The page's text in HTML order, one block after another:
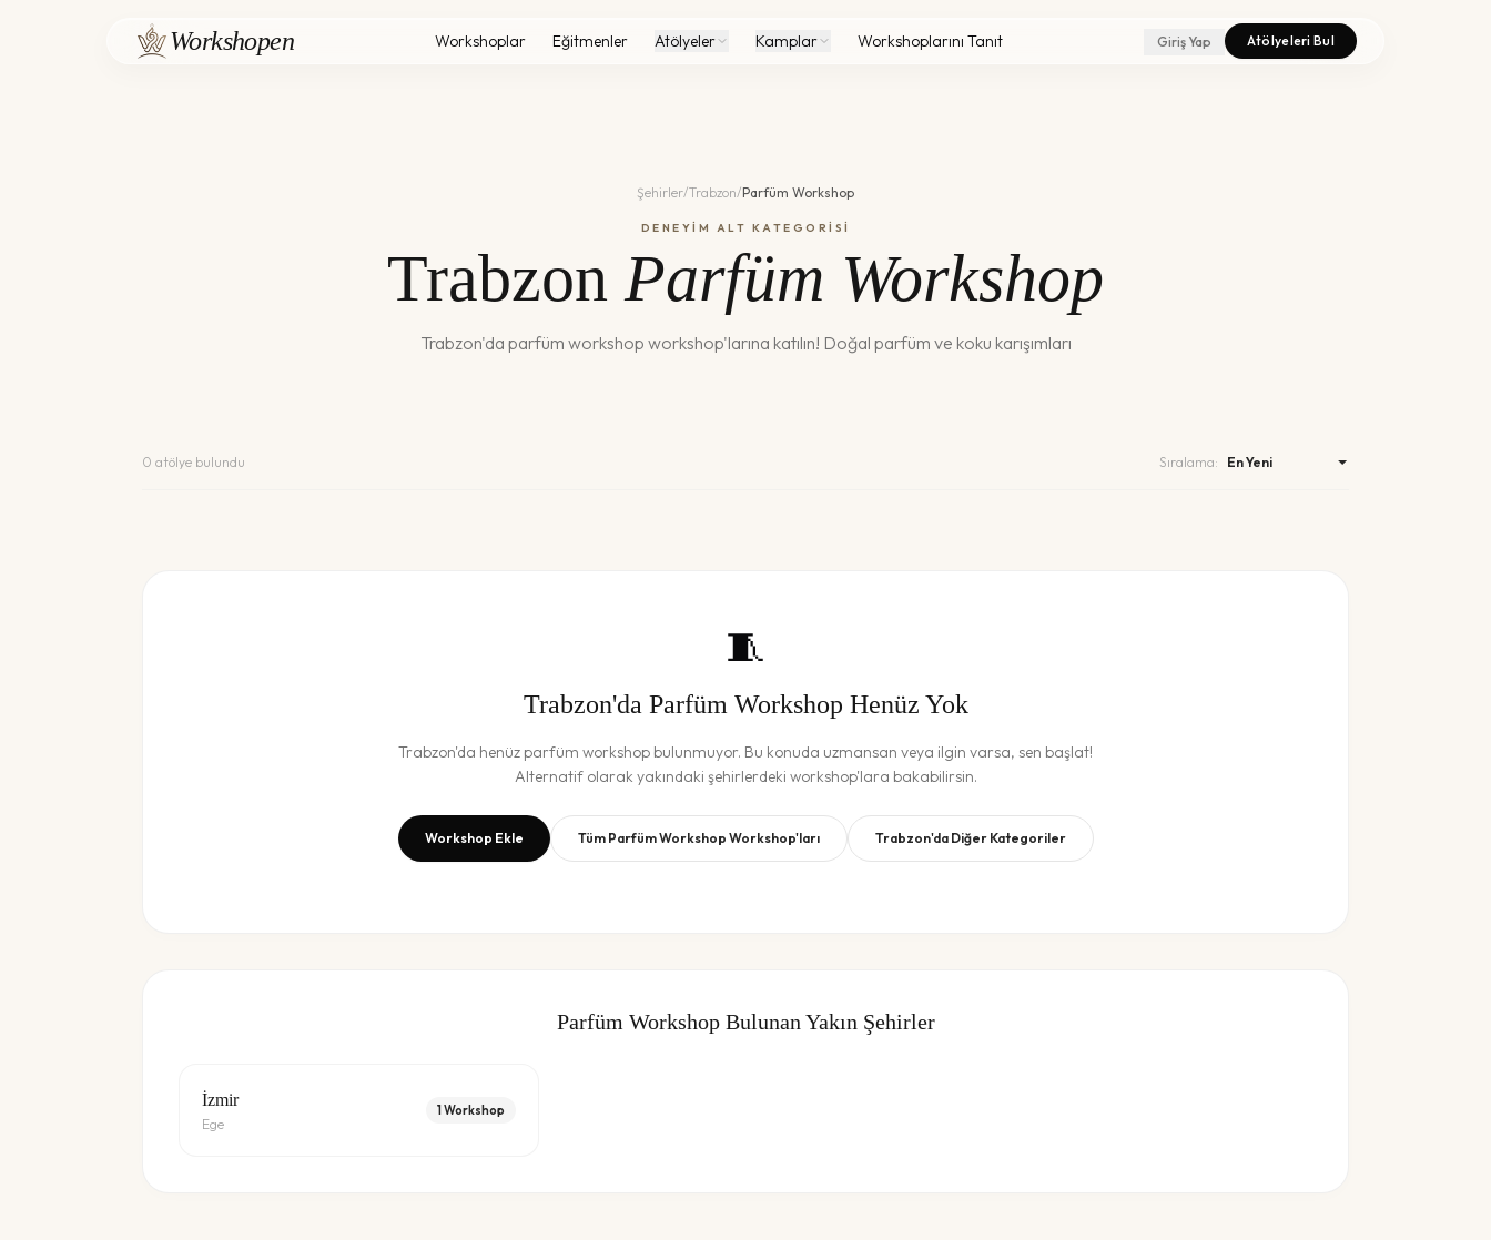
Workshopen Workshoplar Eğitmenler Atölyeler Kamplar Workshoplarını Tanıt Giriş Yap Atölyeleri Bul
Şehirler/Trabzon/Parfüm Workshop
DENEYİM ALT KATEGORİSİ
Trabzon Parfüm Workshop
Trabzon'da parfüm workshop workshop'larına katılın! Doğal parfüm ve koku karışımları
0 atölye bulundu Sıralama:
🧵
Trabzon'da Parfüm Workshop Henüz Yok
Trabzon'da henüzparfüm workshopbulunmuyor. Bu konuda uzmansan veya ilgin varsa, sen başlat!
Alternatif olarak yakındaki şehirlerdeki workshop'lara bakabilirsin.
Workshop Ekle Tüm Parfüm Workshop Workshop'ları Trabzon'da Diğer Kategoriler
Parfüm WorkshopBulunan Yakın Şehirler
İzmir
Ege
1 Workshop